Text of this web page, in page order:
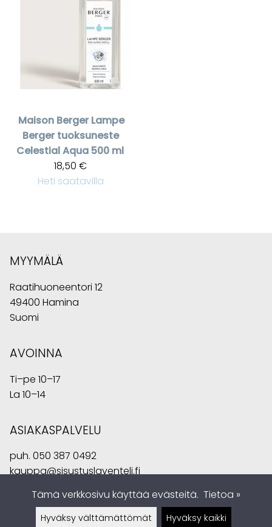
Maison Berger Lampe
Berger tuoksuneste
Celestial Aqua 500 ml
18,50 €
Heti saatavilla
MYYMÄLÄ
Raatihuoneentori 12
49400 Hamina
Suomi
AVOINNA
Ti–pe 10–17
La 10–14
ASIAKASPALVELU
puh. 050 387 0492
kauppa@sisustuslaventeli.fi
Tämä verkkosivu käyttää evästeitä. Tietoa »
Hyväksy välttämättömät Hyväksy kaikki